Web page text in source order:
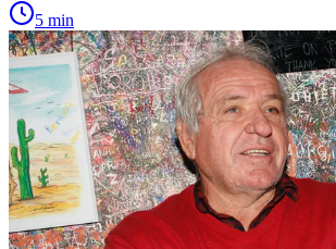
5 min